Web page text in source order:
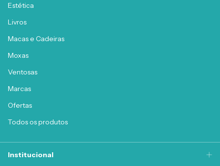
Estética
Livros
Macas e Cadeiras
Moxas
Ventosas
Marcas
Ofertas
Todos os produtos
Institucional